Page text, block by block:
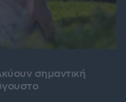
σημαντική